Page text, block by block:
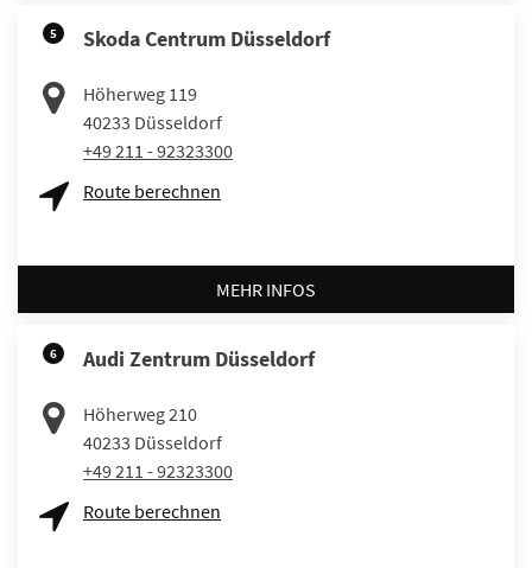
5 Skoda Centrum Düsseldorf
Höherweg 119
40233 Düsseldorf
+49 211 - 92323300
Route berechnen
MEHR INFOS
6 Audi Zentrum Düsseldorf
Höherweg 210
40233 Düsseldorf
+49 211 - 92323300
Route berechnen